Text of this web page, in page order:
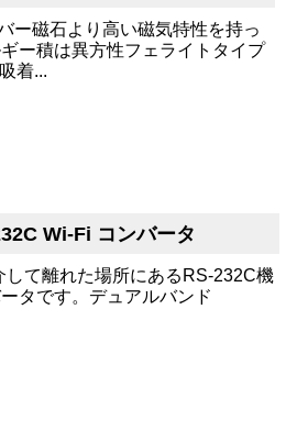
ー磁石より高い磁気特性を持っ
ー積は異方性フェライトタイプ
着...
Wi-Fi コンバータ
して離れた場所にあるRS-232C機
タです。デュアルバンド